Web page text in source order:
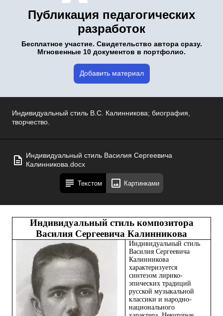
Публикация педагогических
разработок
Бесплатное участие. Свидетельство автора сразу.
Мгновенные 10 документов в портфолио.
Добавить материал
Индивидуальный стиль В.С. Калинникова; биография,
творчество.
Индивидуальный стиль Василия Сергеевича
Калинникова.docx
Текстом Картинками
Индивидуальный стиль композитора
Василия Сергеевича Калинникова
Индивидуальный стиль
Василия Сергеевича
Калинникова
характеризуется
синтезом лирико-
эпических традиций
русской музыкальной
классики и народно-
национального